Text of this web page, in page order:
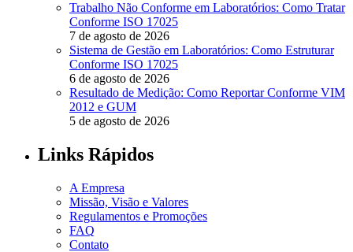
Trabalho Não Conforme em Laboratórios: Como Tratar
Conforme ISO 17025
7 de agosto de 2026
Sistema de Gestão em Laboratórios: Como Estruturar
Conforme ISO 17025
6 de agosto de 2026
Resultado de Medição: Como Reportar Conforme VIM
2012 e GUM
5 de agosto de 2026
Links Rápidos
A Empresa
Missão, Visão e Valores
Regulamentos e Promoções
FAQ
Contato